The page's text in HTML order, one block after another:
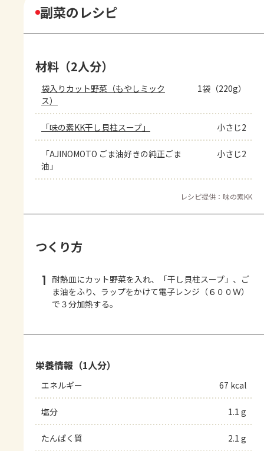
副菜のレシピ
材料（2人分）
袋入りカット野菜（もやしミック
ス）
1袋（220g）
「味の素KK干し貝柱スープ」 小さじ2
「AJINOMOTO ごま油好きの純正ごま
油」
小さじ2
レシピ提供：味の素KK
つくり方
1 耐熱皿にカット野菜を入れ、「干し貝柱スープ」、ご
ま油をふり、ラップをかけて電子レンジ（６００Ｗ）
で３分加熱する。
栄養情報（1人分）
エネルギー 67 kcal
塩分 1.1 g
たんぱく質 2.1 g